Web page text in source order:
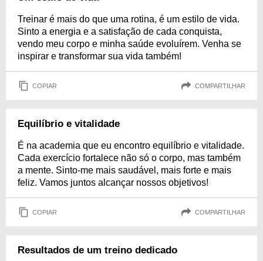
Treinar é mais do que uma rotina, é um estilo de vida.
Sinto a energia e a satisfação de cada conquista,
vendo meu corpo e minha saúde evoluírem. Venha se
inspirar e transformar sua vida também!
COPIAR COMPARTILHAR
Equilíbrio e vitalidade
É na academia que eu encontro equilíbrio e vitalidade.
Cada exercício fortalece não só o corpo, mas também
a mente. Sinto-me mais saudável, mais forte e mais
feliz. Vamos juntos alcançar nossos objetivos!
COPIAR COMPARTILHAR
Resultados de um treino dedicado